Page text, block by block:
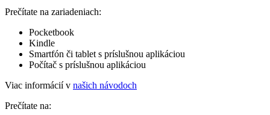
Prečítate na zariadeniach:
Pocketbook
Kindle
Smartfón či tablet s príslušnou aplikáciou
Počítač s príslušnou aplikáciou
Viac informácií v našich návodoch
Prečítate na: